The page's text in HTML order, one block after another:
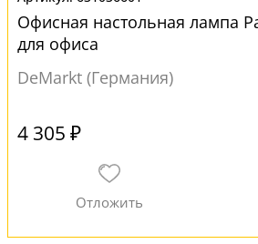
Офисная настольная лампа
для офиса
DeMarkt (Германия)
4 305 ₽